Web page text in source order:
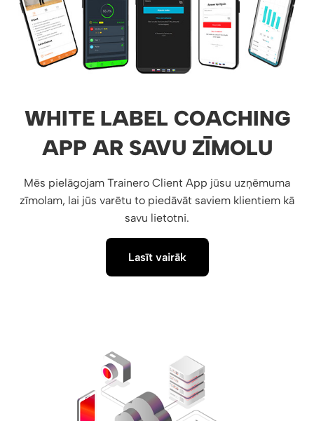
WHITE LABEL COACHING
APP AR SAVU ZĪMOLU
Mēs pielāgojam Trainero Client App jūsu uzņēmuma
zīmolam, lai jūs varētu to piedāvāt saviem klientiem kā
savu lietotni.
Lasīt vairāk